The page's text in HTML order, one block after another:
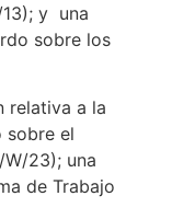
13); y una
sobre los
relativa a la
sobre el
23); una
de Trabajo